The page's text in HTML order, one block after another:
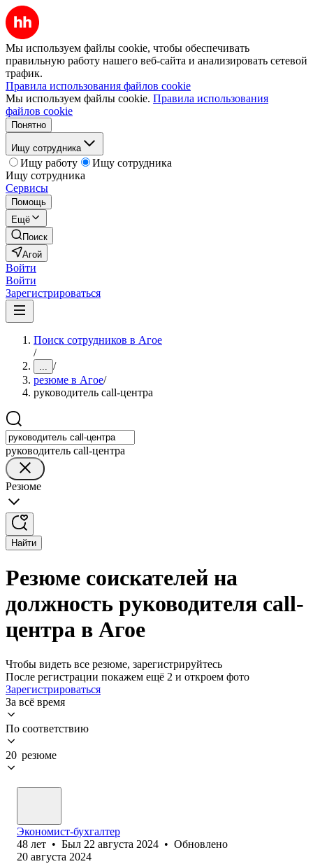
Мы используем файлы cookie, чтобы обеспечивать
правильную работу нашего веб-сайта и анализировать сетевой
трафик.
Правила использования файлов cookie
Мы используем файлы cookie. Правила использования
файлов cookie
Понятно
Ищу сотрудника
Ищу работу
Ищу сотрудника
Ищу сотрудника
Сервисы
Помощь
Ещё
Поиск
Агой
Войти
Войти
Зарегистрироваться
Поиск сотрудников в Агое
/
... /
резюме в Агое/
руководитель call-центра
руководитель call-центра
Резюме
Найти
Резюме соискателей на
должность руководителя call-
центра в Агое
Чтобы видеть все резюме, зарегистрируйтесь
После регистрации покажем ещё 2 и откроем фото
Зарегистрироваться
За всё время
По соответствию
20 резюме
Экономист-бухгалтер
48 лет • Был 22 августа 2024 • Обновлено
20 августа 2024